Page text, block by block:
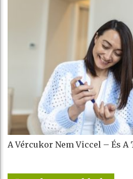
A Vércukor Nem Viccel – És A